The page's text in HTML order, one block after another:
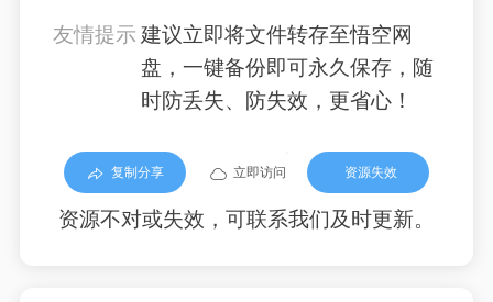
友情提示建议立即将文件转存至悟空网
盘，一键备份即可永久保存，随
时防丢失、防失效，更省心！
复制分享 立即访问 资源失效
资源不对或失效，可联系我们及时更新。